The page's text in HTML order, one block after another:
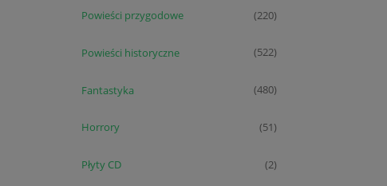
Powieści przygodowe (220)
Powieści historyczne (522)
Fantastyka (480)
Horrory (51)
Płyty CD (2)